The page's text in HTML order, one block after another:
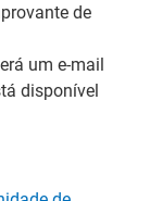
de
um e-mail
disponível